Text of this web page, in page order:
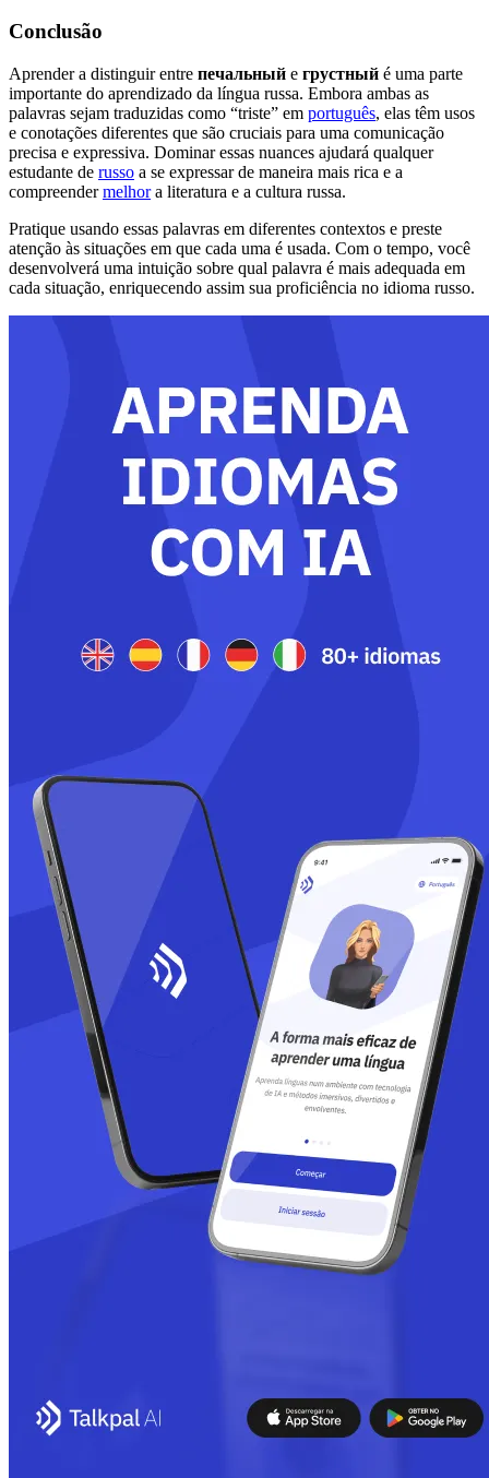
Conclusão
Aprender a distinguir entre печальный e грустный é uma parte
importante do aprendizado da língua russa. Embora ambas as
palavras sejam traduzidas como “triste” em português, elas têm usos
e conotações diferentes que são cruciais para uma comunicação
precisa e expressiva. Dominar essas nuances ajudará qualquer
estudante de russo a se expressar de maneira mais rica e a
compreendermelhora literatura e a cultura russa.
Pratique usando essas palavras em diferentes contextos e preste
atenção às situações em que cada uma é usada. Com o tempo, você
desenvolverá uma intuição sobre qual palavra é mais adequada em
cada situação, enriquecendo assim sua proficiência no idioma russo.